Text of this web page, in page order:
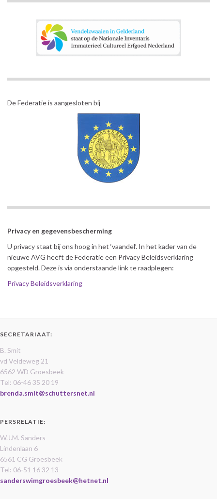
De Federatie is aangesloten bij
Privacy en gegevensbescherming
U privacy staat bij ons hoog in het ‘vaandel’. In het kader van de
nieuwe AVG heeft de Federatie een Privacy Beleidsverklaring
opgesteld. Deze is via onderstaande link te raadplegen:
Privacy Beleidsverklaring
SECRETARIAAT:
B. Smit
vd Veldeweg 21
6562 WD Groesbeek
Tel: 06-46 35 20 19
brenda.smit@schuttersnet.nl
PERSRELATIE:
W.J.M. Sanders
Lindenlaan 6
6561 CG Groesbeek
Tel: 06-51 16 32 13
sanderswimgroesbeek@hetnet.nl